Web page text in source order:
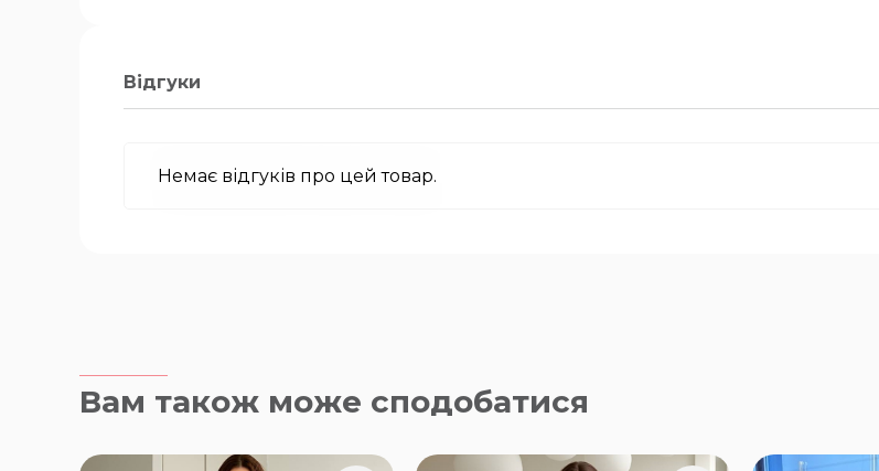
Відгуки
Немає відгуків про цей товар.
Вам також може сподобатися